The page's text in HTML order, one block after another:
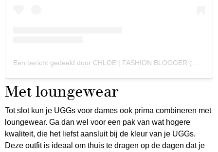
Met loungewear
Tot slot kun je UGGs voor dames ook prima combineren met
loungewear. Ga dan wel voor een pak van wat hogere
kwaliteit, die het liefst aansluit bij de kleur van je UGGs.
Deze outfit is ideaal om thuis te dragen op de dagen dat je